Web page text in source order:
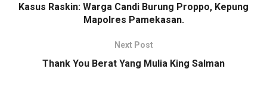
Kasus Raskin: Warga Candi Burung Proppo, Kepung
Mapolres Pamekasan.
Next Post
​Thank You Berat Yang Mulia King Salman